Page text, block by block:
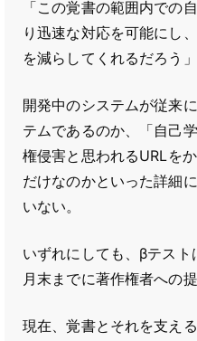
「この覚書の範囲内での
り迅速な対応を可能にし
を減らしてくれるだろう」
開発中のシステムが従来
テムであるのか、「自己
権侵害と思われるURLを
だけなのかといった詳細
いない。
いずれにしても、βテス
月末までに著作権者への
現在、覚書とそれを支え